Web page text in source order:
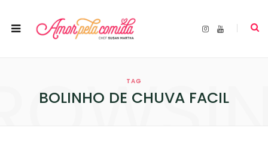
I
Y
TAG
BOLINHO DE CHUVA FACIL